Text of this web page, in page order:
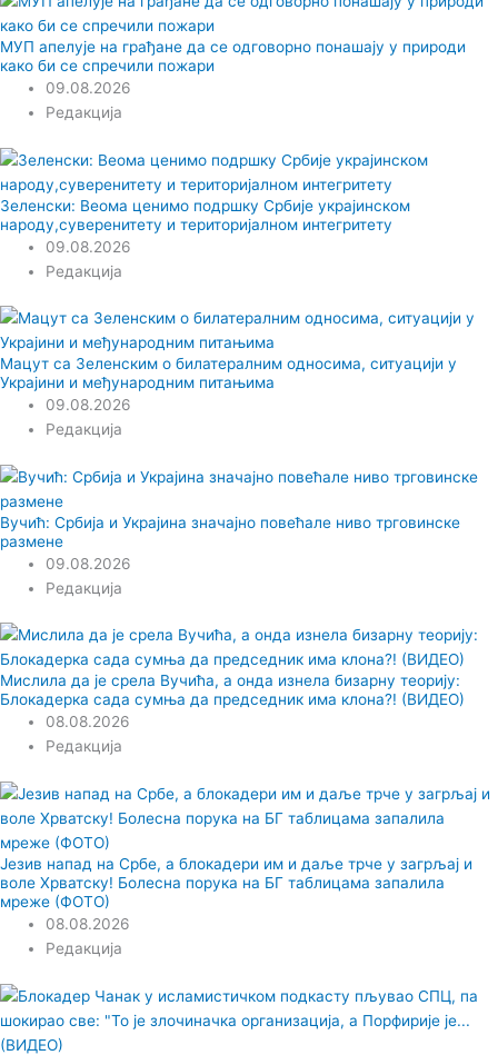
МУП апелује на грађане да се одговорно понашају у природи
како би се спречили пожари
09.08.2026
Редакција
Зеленски: Веома ценимо подршку Србије украјинском
народу,суверенитету и територијалном интегритету
09.08.2026
Редакција
Мацут са Зеленским о билатералним односима, ситуацији у
Украјини и међународним питањима
09.08.2026
Редакција
Вучић: Србија и Украјина значајно повећале ниво трговинске
размене
09.08.2026
Редакција
Мислила да је срела Вучића, а онда изнела бизарну теорију:
Блокадерка сада сумња да председник има клона?! (ВИДЕО)
08.08.2026
Редакција
Језив напад на Србе, а блокадери им и даље трче у загрљај и
воле Хрватску! Болесна порука на БГ таблицама запалила
мреже (ФОТО)
08.08.2026
Редакција